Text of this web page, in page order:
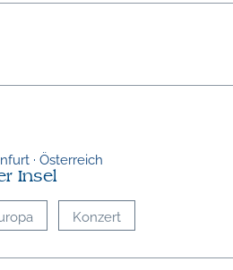
· Österreich
Insel
Konzert